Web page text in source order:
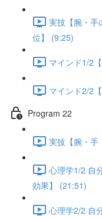
実技【腕・手
位】 (9:25)
マインド1/2
マインド2/2
Program 22
実技【腕・
心理学1/2 自
効果】 (21:51)
心理学2/2 自